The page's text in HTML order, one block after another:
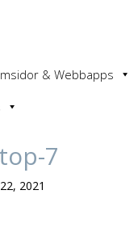
& Webbapps
7
2021